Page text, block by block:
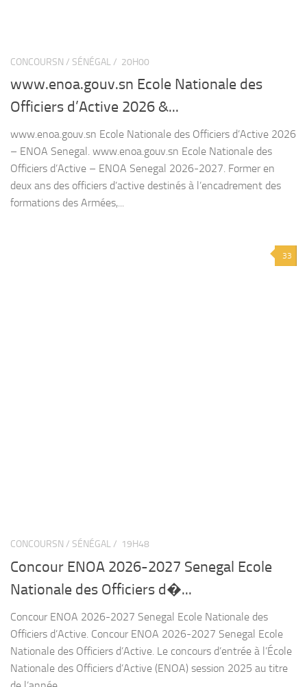
CONCOURSN / SÉNÉGAL / 20H00
www.enoa.gouv.sn Ecole Nationale des
Officiers d’Active 2026 &...
www.enoa.gouv.sn Ecole Nationale des Officiers d’Active 2026
– ENOA Senegal. www.enoa.gouv.sn Ecole Nationale des
Officiers d’Active – ENOA Senegal 2026-2027. Former en
deux ans des officiers d’active destinés à l’encadrement des
formations des Armées,...
33
CONCOURSN / SÉNÉGAL / 19H48
Concour ENOA 2026-2027 Senegal Ecole
Nationale des Officiers d�...
Concour ENOA 2026-2027 Senegal Ecole Nationale des
Officiers d’Active. Concour ENOA 2026-2027 Senegal Ecole
Nationale des Officiers d’Active. Le concours d’entrée à l’École
Nationale des Officiers d’Active (ENOA) session 2025 au titre